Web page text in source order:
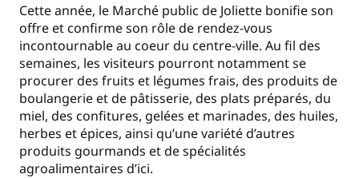
Cette année, le Marché public de Joliette bonifie son
offre et confirme son rôle de rendez-vous
incontournable au coeur du centre-ville. Au fil des
semaines, les visiteurs pourront notamment se
procurer des fruits et légumes frais, des produits de
boulangerie et de pâtisserie, des plats préparés, du
miel, des confitures, gelées et marinades, des huiles,
herbes et épices, ainsi qu’une variété d’autres
produits gourmands et de spécialités
agroalimentaires d’ici.